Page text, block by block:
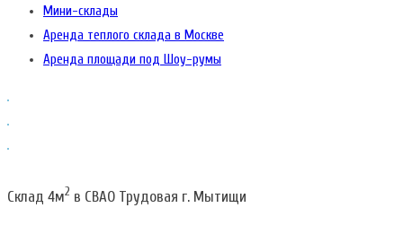
Мини-склады
Аренда теплого склада в Москве
Аренда площади под Шоу-румы
Склад 4м2 в СВАО Трудовая г. Мытищи